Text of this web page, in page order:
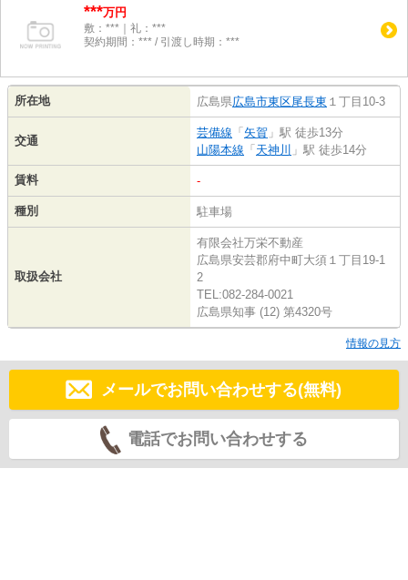
***万円
敷：***｜礼：***
契約期間：*** / 引渡し時期：***
所在地 広島県広島市東区尾長東 １丁目10-3
交通
芸備線 「矢賀 」駅 徒歩13分
山陽本線 「天神川 」駅 徒歩14分
賃料 -
種別 駐車場
取扱会社
有限会社万栄不動産
広島県安芸郡府中町大須１丁目19-1
2
TEL:082-284-0021
広島県知事 (12) 第4320号
情報の見方
メールでお問い合わせする(無料)
電話でお問い合わせする